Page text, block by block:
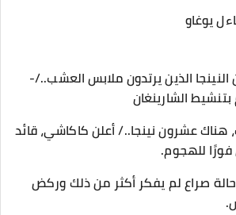
يوغاو
الذين يرتدون ملابس العشب../-
الشارينغان
هناك عشرون نينجا../ أعلن كاكاشي، قائد
فورًا للهجوم.
صراع لم يفكر أكثر من ذلك وركض